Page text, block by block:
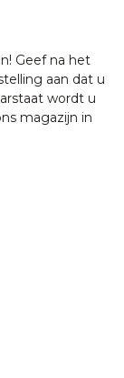
Geef na het
aan dat u
wordt u
magazijn in